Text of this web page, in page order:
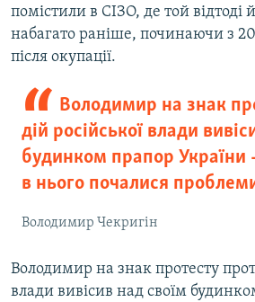
помістили в СІЗО, де той відтоді
набагато раніше, починаючи з
після окупації.
Володимир на знак
дій російської влади
будинком прапор України
в нього почалися
Володимир Чекригін
Володимир на знак протесту
влади вивісив над своїм